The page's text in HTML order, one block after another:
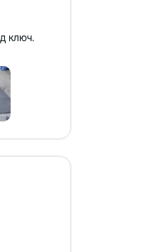
годы.
ключ.